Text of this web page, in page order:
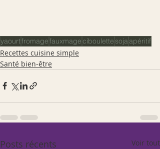
yaourtfromagefauxmageciboulette soja apéritif
Recettes cuisine simple
Santé bien-être
Posts récents Voir tout